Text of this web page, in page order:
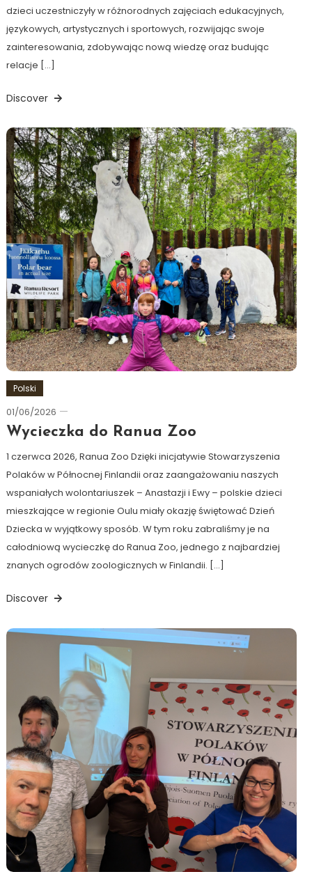
dzieci uczestniczyły w różnorodnych zajęciach edukacyjnych,
językowych, artystycznych i sportowych, rozwijając swoje
zainteresowania, zdobywając nową wiedzę oraz budując
relacje […]
Discover
Polski
01/06/2026
Ewa
Hildén
Wycieczka do Ranua Zoo
1 czerwca 2026, Ranua Zoo Dzięki inicjatywie Stowarzyszenia
Polaków w Północnej Finlandii oraz zaangażowaniu naszych
wspaniałych wolontariuszek – Anastazji i Ewy – polskie dzieci
mieszkające w regionie Oulu miały okazję świętować Dzień
Dziecka w wyjątkowy sposób. W tym roku zabraliśmy je na
całodniową wycieczkę do Ranua Zoo, jednego z najbardziej
znanych ogrodów zoologicznych w Finlandii. […]
Discover